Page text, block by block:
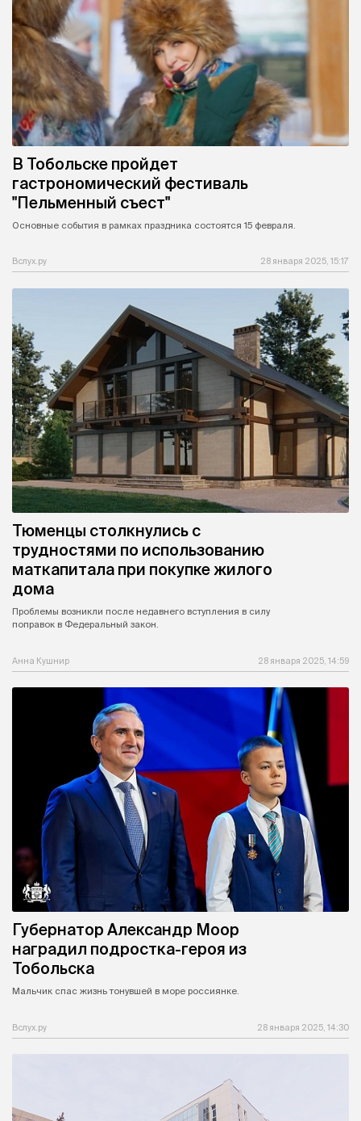
В Тобольске пройдет
гастрономический фестиваль
"Пельменный съест"
Основные события в рамках праздника состоятся 15 февраля.
Вслух.ру 28 января 2025, 15:17
Тюменцы столкнулись с
трудностями по использованию
маткапитала при покупке жилого
дома
Проблемы возникли после недавнего вступления в силу
поправок в Федеральный закон.
Анна Кушнир 28 января 2025, 14:59
Губернатор Александр Моор
наградил подростка-героя из
Тобольска
Мальчик спас жизнь тонувшей в море россиянке.
Вслух.ру 28 января 2025, 14:30